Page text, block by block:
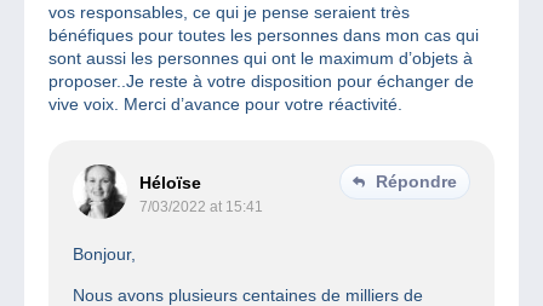
vos responsables, ce qui je pense seraient très
bénéfiques pour toutes les personnes dans mon cas qui
sont aussi les personnes qui ont le maximum d’objets à
proposer..Je reste à votre disposition pour échanger de
vive voix. Merci d’avance pour votre réactivité.
Héloïse
7/03/2022 at 15:41
Répondre
Bonjour,
Nous avons plusieurs centaines de milliers de